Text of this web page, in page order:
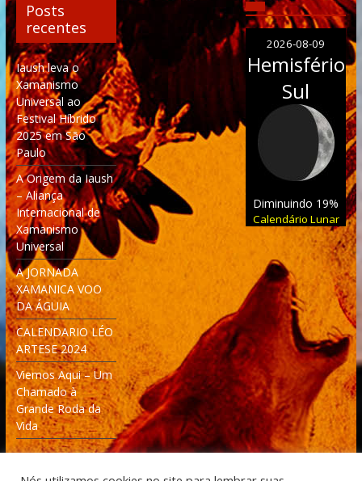
Posts
recentes
Iaush leva o
Xamanismo
Universal ao
Festival Híbrido
2025 em São
Paulo
A Origem da Iaush
– Aliança
Internacional de
Xamanismo
Universal
A JORNADA
XAMANICA VOO
DA ÁGUIA
CALENDARIO LÉO
ARTESE 2024
Viemos Aqui – Um
Chamado à
Grande Roda da
Vida
2026-08-09
Hemisfério
Sul
Diminuindo 19%
Calendário Lunar